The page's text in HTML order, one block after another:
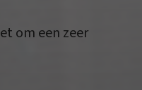
om een zeer